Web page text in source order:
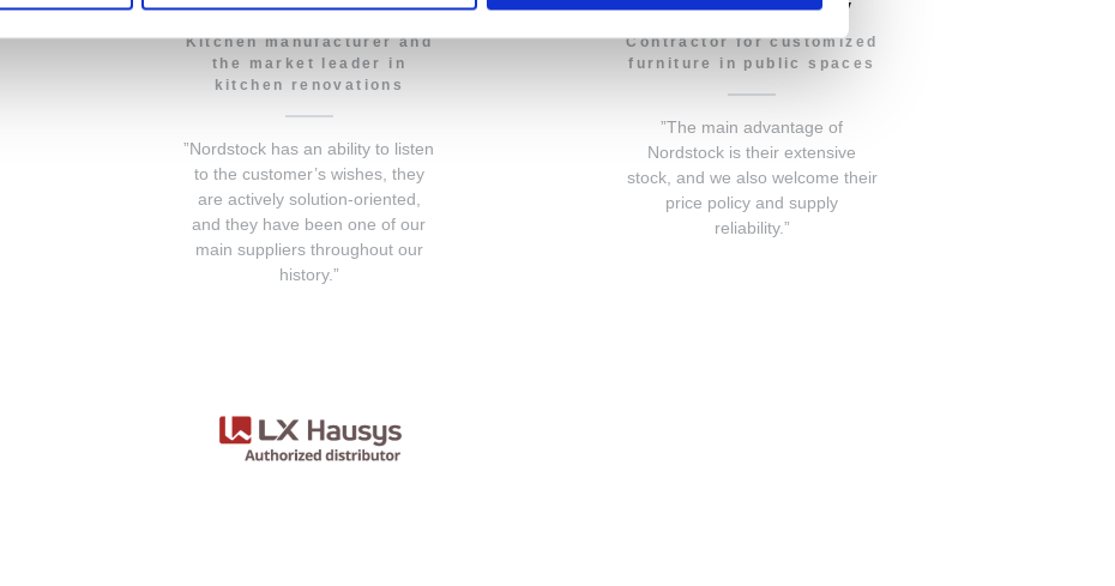
Elega Oy
Kitchen manufacturer and
the market leader in
kitchen renovations
”Nordstock has an ability to listen
to the customer’s wishes, they
are actively solution-oriented,
and they have been one of our
main suppliers throughout our
history.”
Kaluste-Kolmio Oy
Contractor for customized
furniture in public spaces
”The main advantage of
Nordstock is their extensive
stock, and we also welcome their
price policy and supply
reliability.”